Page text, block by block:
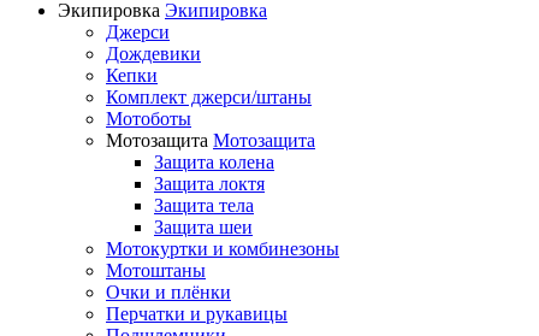
Экипировка Экипировка
Джерси
Дождевики
Кепки
Комплект джерси/штаны
Мотоботы
Мотозащита Мотозащита
Защита колена
Защита локтя
Защита тела
Защита шеи
Мотокуртки и комбинезоны
Мотоштаны
Очки и плёнки
Перчатки и рукавицы